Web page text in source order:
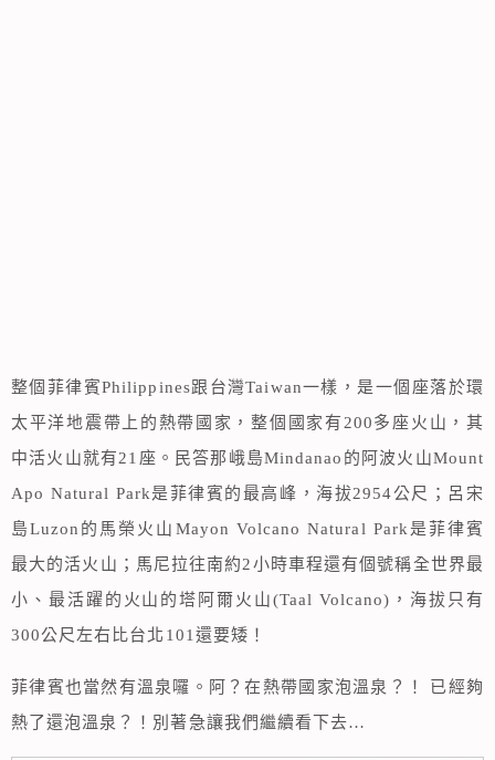
整個菲律賓Philippines跟台灣Taiwan一樣，是一個座落於環
太平洋地震帶上的熱帶國家，整個國家有200多座火山，其
中活火山就有21座。民答那峨島Mindanao的阿波火山Mount
Apo Natural Park是菲律賓的最高峰，海拔2954公尺；呂宋
島Luzon的馬榮火山Mayon Volcano Natural Park是菲律賓
最大的活火山；馬尼拉往南約2小時車程還有個號稱全世界最
小、最活躍的火山的塔阿爾火山(Taal Volcano)，海拔只有
300公尺左右比台北101還要矮！
菲律賓也當然有溫泉囉。阿？在熱帶國家泡溫泉？！ 已經夠
熱了還泡溫泉？！別著急讓我們繼續看下去…